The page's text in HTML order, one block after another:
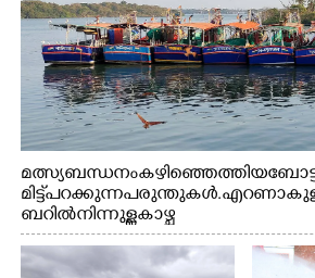
മത്സ്യബന്ധനം കഴിഞ്ഞെത്തിയ
മിട്ട് പറക്കുന്ന പരുന്തുകൾ.
ബറിൽ നിന്നുള്ള കാഴ്ച